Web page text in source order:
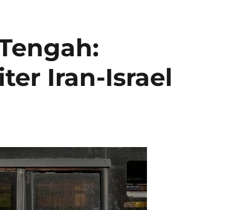
Iran-Israel